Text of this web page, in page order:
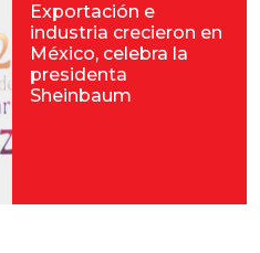
Exportación e
industria crecieron en
México, celebra la
presidenta
Sheinbaum